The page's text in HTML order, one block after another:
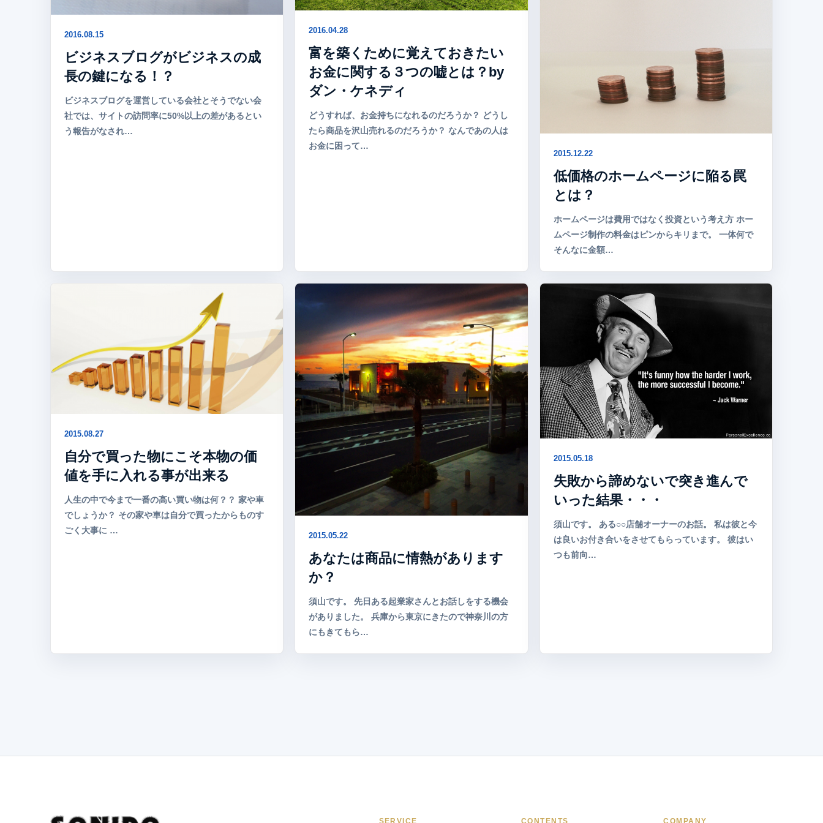
2016.08.15
ビジネスブログがビジネスの成
長の鍵になる！？
ビジネスブログを運営している会社とそうでない会
社では、サイトの訪問率に50%以上の差があるとい
う報告がなされ…
2016.04.28
富を築くために覚えておきたい
お金に関する３つの嘘とは？by
ダン・ケネディ
どうすれば、お金持ちになれるのだろうか？ どうし
たら商品を沢山売れるのだろうか？ なんであの人は
お金に困って…
2015.12.22
低価格のホームページに陥る罠
とは？
ホームページは費用ではなく投資という考え方 ホー
ムページ制作の料金はピンからキリまで。 一体何で
そんなに金額…
2015.08.27
自分で買った物にこそ本物の価
値を手に入れる事が出来る
人生の中で今まで一番の高い買い物は何？？ 家や車
でしょうか？ その家や車は自分で買ったからものす
ごく大事に …
2015.05.22
あなたは商品に情熱があります
か？
須山です。 先日ある起業家さんとお話しをする機会
がありました。 兵庫から東京にきたので神奈川の方
にもきてもら…
2015.05.18
失敗から諦めないで突き進んで
いった結果・・・
須山です。 ある○○店舗オーナーのお話。 私は彼と今
は良いお付き合いをさせてもらっています。 彼はい
つも前向…
SERVICE CONTENTS COMPANY